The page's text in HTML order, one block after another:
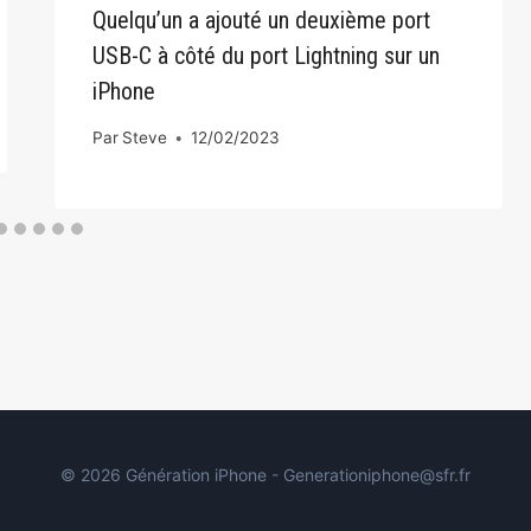
Quelqu’un a ajouté un deuxième port
USB-C à côté du port Lightning sur un
iPhone
Par Steve 12/02/2023
© 2026 Génération iPhone - Generationiphone@sfr.fr